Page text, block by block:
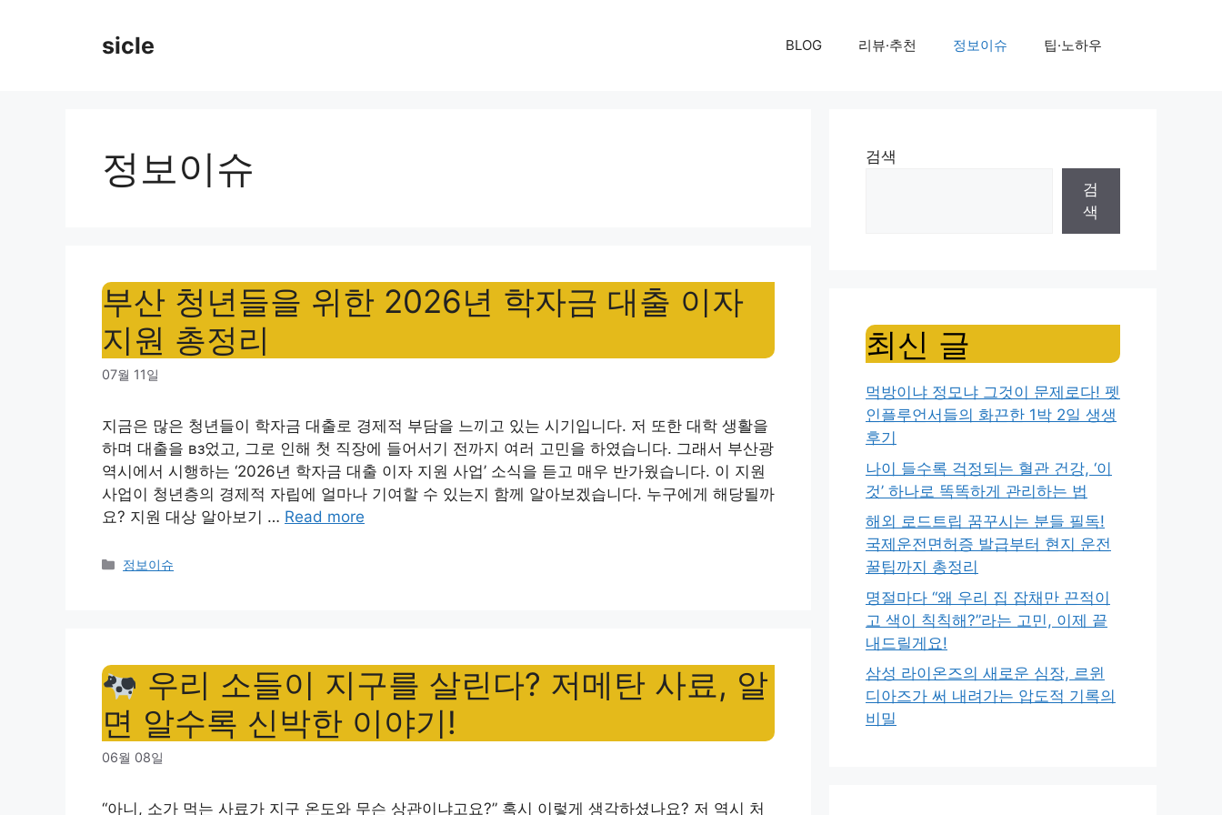
sicle BLOG 리뷰·추천 정보이슈 팁·노하우
정보이슈
부산 청년들을 위한 2026년 학자금 대출 이자
지원 총정리
07월 11일
지금은 많은 청년들이 학자금 대출로 경제적 부담을 느끼고 있는 시기입니다. 저 또한 대학 생활을
하며 대출을 вз었고, 그로 인해 첫 직장에 들어서기 전까지 여러 고민을 하였습니다. 그래서 부산광
역시에서 시행하는 ‘2026년 학자금 대출 이자 지원 사업’ 소식을 듣고 매우 반가웠습니다. 이 지원
사업이 청년층의 경제적 자립에 얼마나 기여할 수 있는지 함께 알아보겠습니다. 누구에게 해당될까
요? 지원 대상 알아보기 … Read more
Categories
정보이슈
우리 소들이 지구를 살린다? 저메탄 사료, 알
면 알수록 신박한 이야기!
06월 08일
“아니, 소가 먹는 사료가 지구 온도와 무슨 상관이냐고요?” 혹시 이렇게 생각하셨나요? 저 역시 처
검색
검
색
최신 글
먹방이냐 정모냐 그것이 문제로다! 펫
인플루언서들의 화끈한 1박 2일 생생
후기
나이 들수록 걱정되는 혈관 건강, ‘이
것’ 하나로 똑똑하게 관리하는 법
해외 로드트립 꿈꾸시는 분들 필독!
국제운전면허증 발급부터 현지 운전
꿀팁까지 총정리
명절마다 “왜 우리 집 잡채만 끈적이
고 색이 칙칙해?”라는 고민, 이제 끝
내드릴게요!
삼성 라이온즈의 새로운 심장, 르윈
디아즈가 써 내려가는 압도적 기록의
비밀